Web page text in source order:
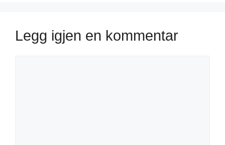
Legg igjen en kommentar